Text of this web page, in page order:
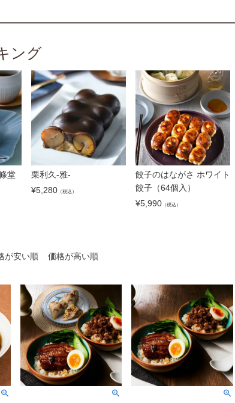
ング
堂
栗利久-雅-
¥5,280 （税込）
餃子のはながさ ホワイト
餃子（64個入）
¥5,990 （税込）
が安い順 価格が高い順